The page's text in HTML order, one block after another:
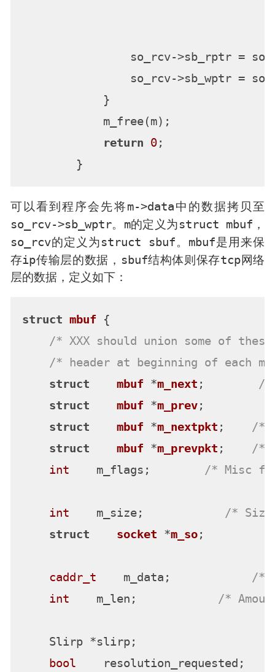
so_rcv->sb_rptr =
so_rcv->sb_wptr =
            }
            m_free(m);
return 0;
可以看到程序会先将m->data 中的数据拷贝至
so_rcv->sb_wptr。 m的定义为 struct mbuf ，
so_rcv的定义为 struct sbuf 。 mbuf是用来保
存ip传输层的数据， sbuf结构体则保存tcp 网络
层的数据，定义如下：
struct mbuf {
/* XXX should union some of
/* header at beginning of each
struct
mbuf *m_next ;
/*
struct
mbuf *m_prev;
struct
mbuf *m_nextpkt ;
/*
struct
mbuf *m_prevpkt ;
/*
int
    m_flags;
/* Misc
int
    m_size;
/* Size
struct
socket *m_so;
caddr_t
    m_data;
/*
int
    m_len;
/*
    Slirp *slirp;
bool
    resolution_requested;